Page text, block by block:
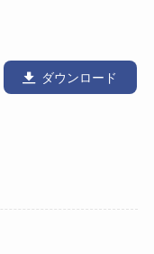
ダウンロード